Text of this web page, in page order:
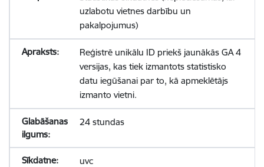
uzlabotu vietnes darbību un
pakalpojumus)
Reģistrē unikālu ID priekš jaunākās GA 4
versijas, kas tiek izmantots statistisko
datu iegūšanai par to, kā apmeklētājs
izmanto vietni.
24 stundas
uvc